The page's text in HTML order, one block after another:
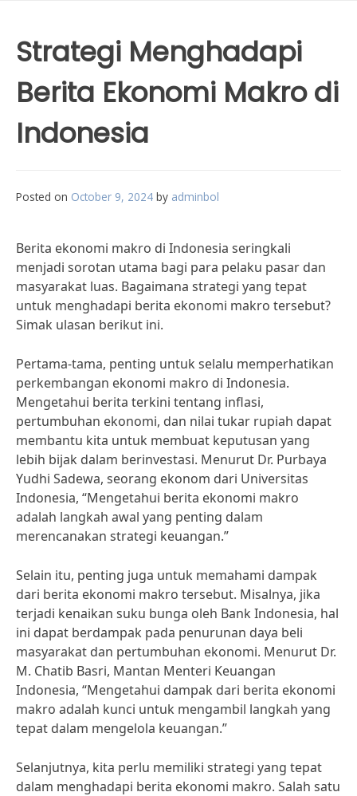
Strategi Menghadapi
Berita Ekonomi Makro di
Indonesia
Posted on October 9, 2024 by adminbol
Berita ekonomi makro di Indonesia seringkali
menjadi sorotan utama bagi para pelaku pasar dan
masyarakat luas. Bagaimana strategi yang tepat
untuk menghadapi berita ekonomi makro tersebut?
Simak ulasan berikut ini.
Pertama-tama, penting untuk selalu memperhatikan
perkembangan ekonomi makro di Indonesia.
Mengetahui berita terkini tentang inflasi,
pertumbuhan ekonomi, dan nilai tukar rupiah dapat
membantu kita untuk membuat keputusan yang
lebih bijak dalam berinvestasi. Menurut Dr. Purbaya
Yudhi Sadewa, seorang ekonom dari Universitas
Indonesia, “Mengetahui berita ekonomi makro
adalah langkah awal yang penting dalam
merencanakan strategi keuangan.”
Selain itu, penting juga untuk memahami dampak
dari berita ekonomi makro tersebut. Misalnya, jika
terjadi kenaikan suku bunga oleh Bank Indonesia, hal
ini dapat berdampak pada penurunan daya beli
masyarakat dan pertumbuhan ekonomi. Menurut Dr.
M. Chatib Basri, Mantan Menteri Keuangan
Indonesia, “Mengetahui dampak dari berita ekonomi
makro adalah kunci untuk mengambil langkah yang
tepat dalam mengelola keuangan.”
Selanjutnya, kita perlu memiliki strategi yang tepat
dalam menghadapi berita ekonomi makro. Salah satu